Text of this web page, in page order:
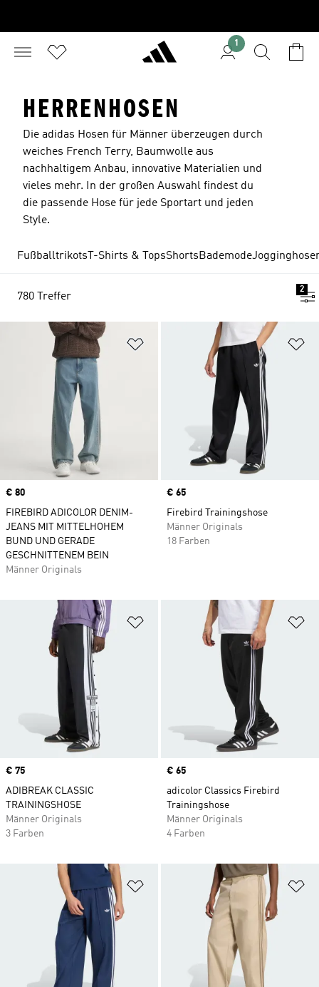
1
HERRENHOSEN
Die adidas Hosen für Männer überzeugen durch
weiches French Terry, Baumwolle aus
nachhaltigem Anbau, innovative Materialien und
vieles mehr. In der großen Auswahl findest du
die passende Hose für jede Sportart und jeden
Style.
Fußballtrikots T-Shirts & TopsShortsBademode
780 Treffer
2
Zur Wunschliste hinzufügen
Price
€ 80
FIREBIRD ADICOLOR DENIM-
JEANS MIT MITTELHOHEM
BUND UND GERADE
GESCHNITTENEM BEIN
Männer Originals
Price
€ 65
Firebird Trainingshose
Männer Originals
18 Farben
Zur Wunschliste hinzufügen
Price
€ 75
ADIBREAK CLASSIC
TRAININGSHOSE
Männer Originals
3 Farben
Price
€ 65
adicolor Classics Firebird
Trainingshose
Männer Originals
4 Farben
Zur Wunschliste hinzufügen